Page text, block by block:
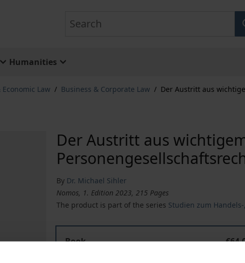
Humanities
Law / Business & Corporate Law / Der Austritt aus
Der Austritt aus
By Dr. Michael Sihler
Nomos, 1. Edition 2023, 215 Pages
The product is part of the series Studien zum
Book